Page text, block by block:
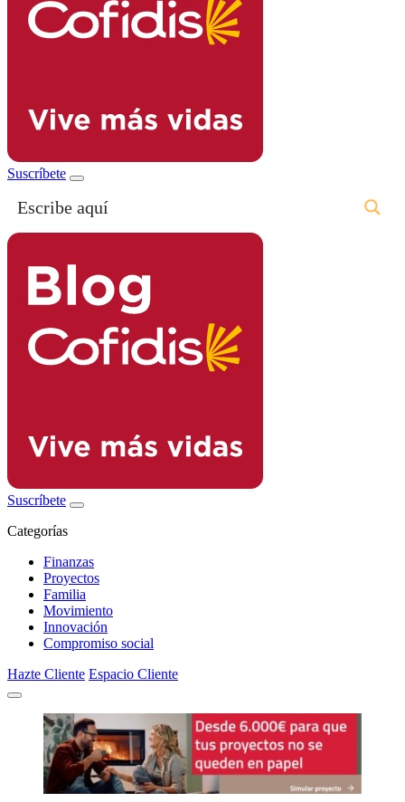
Suscríbete
Suscríbete
Categorías
Finanzas
Proyectos
Familia
Movimiento
Innovación
Compromiso social
Hazte Cliente Espacio Cliente